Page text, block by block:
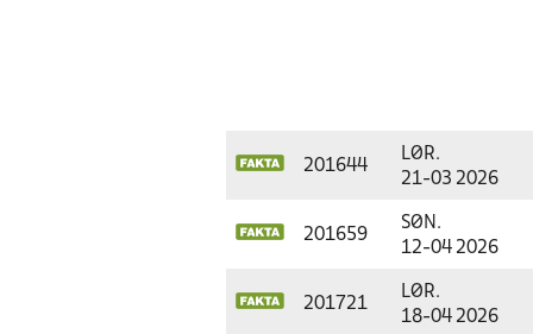
201644
LØR.
21-03 2026
201659
SØN.
12-04 2026
201721
LØR.
18-04 2026